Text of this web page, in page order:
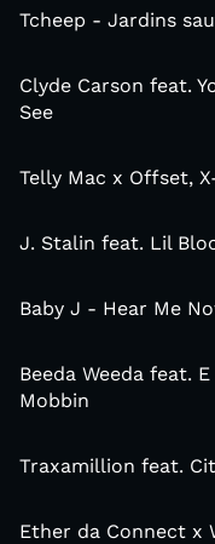
Tcheep - Jardins
Clyde Carson feat.
See
Telly Mac x Offset,
J. Stalin feat. Lil
Baby J - Hear Me
Beeda Weeda feat.
Mobbin
Traxamillion feat.
Ether da Connect x